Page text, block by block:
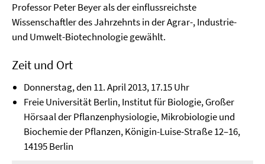
Professor Peter Beyer als der einflussreichste
Wissenschaftler des Jahrzehnts in der Agrar-, Industrie-
und Umwelt-Biotechnologie gewählt.
Zeit und Ort
Donnerstag, den 11. April 2013, 17.15 Uhr
Freie Universität Berlin, Institut für Biologie, Großer
Hörsaal der Pflanzenphysiologie, Mikrobiologie und
Biochemie der Pflanzen, Königin-Luise-Straße 12–16,
14195 Berlin